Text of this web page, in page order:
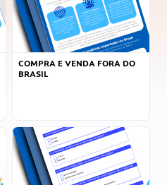
COMPRA E VENDA FORA DO
BRASIL